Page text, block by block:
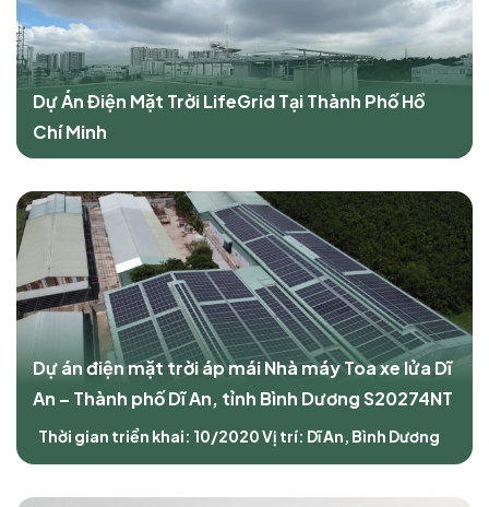
Dự Án Điện Mặt Trời LifeGrid Tại Thành Phố Hồ
Chí Minh
Dự án điện mặt trời áp mái Nhà máy Toa xe lửa Dĩ
An – Thành phố Dĩ An, tỉnh Bình Dương S20274NT
Thời gian triển khai: 10/2020Vị trí: Dĩ An, Bình Dương